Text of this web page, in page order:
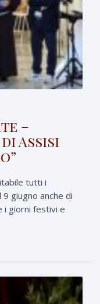
–
Assisi
tutti i
giugno anche di
i giorni festivi e